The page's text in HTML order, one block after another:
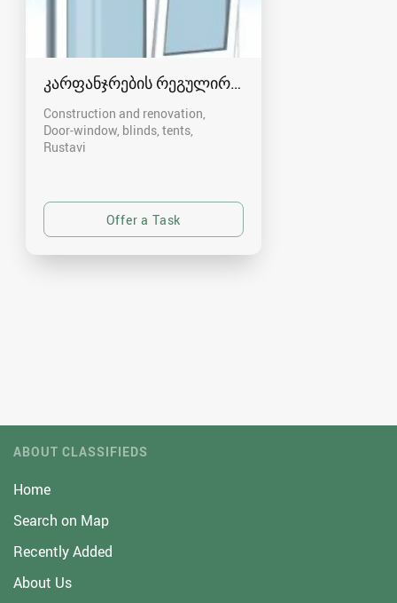
კარფანჯრების რეგულირება რუსთავში
Construction and renovation,
Door-window, blinds, tents
Rustavi
ABOUT CLASSIFIEDS
Home
Search on Map
Recently Added
About Us